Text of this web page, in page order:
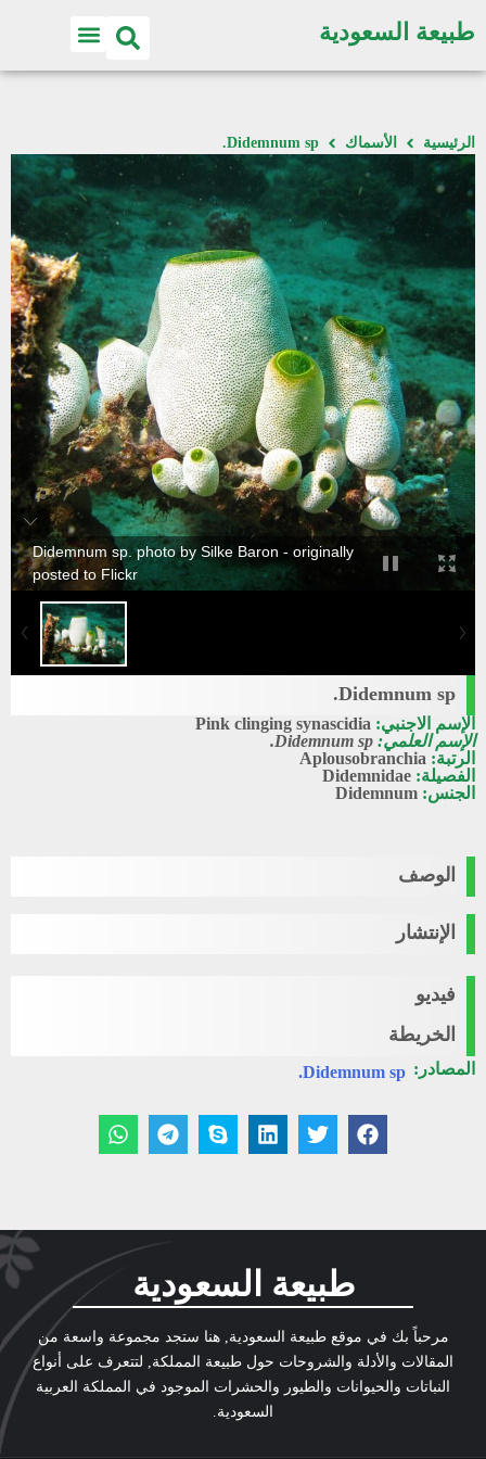
طبيعة السعودية
الرئيسية الأسماك Didemnum sp.
Didemnum sp. photo by Silke Baron - originally
posted to Flickr
Didemnum sp.
الإسم الاجنبي: Pink clinging synascidia
الإسم العلمي: Didemnum sp.
الرتبة: Aplousobranchia
الفصيلة: Didemnidae
الجنس: Didemnum
الوصف
الإنتشار
فيديو
الخريطة
المصادر: Didemnum sp.
طبيعة السعودية
مرحباً بك في موقع طبيعة السعودية, هنا ستجد مجموعة واسعة من
المقالات والأدلة والشروحات حول طبيعة المملكة, لتتعرف على أنواع
النباتات والحيوانات والطيور والحشرات الموجود في المملكة العربية
السعودية.